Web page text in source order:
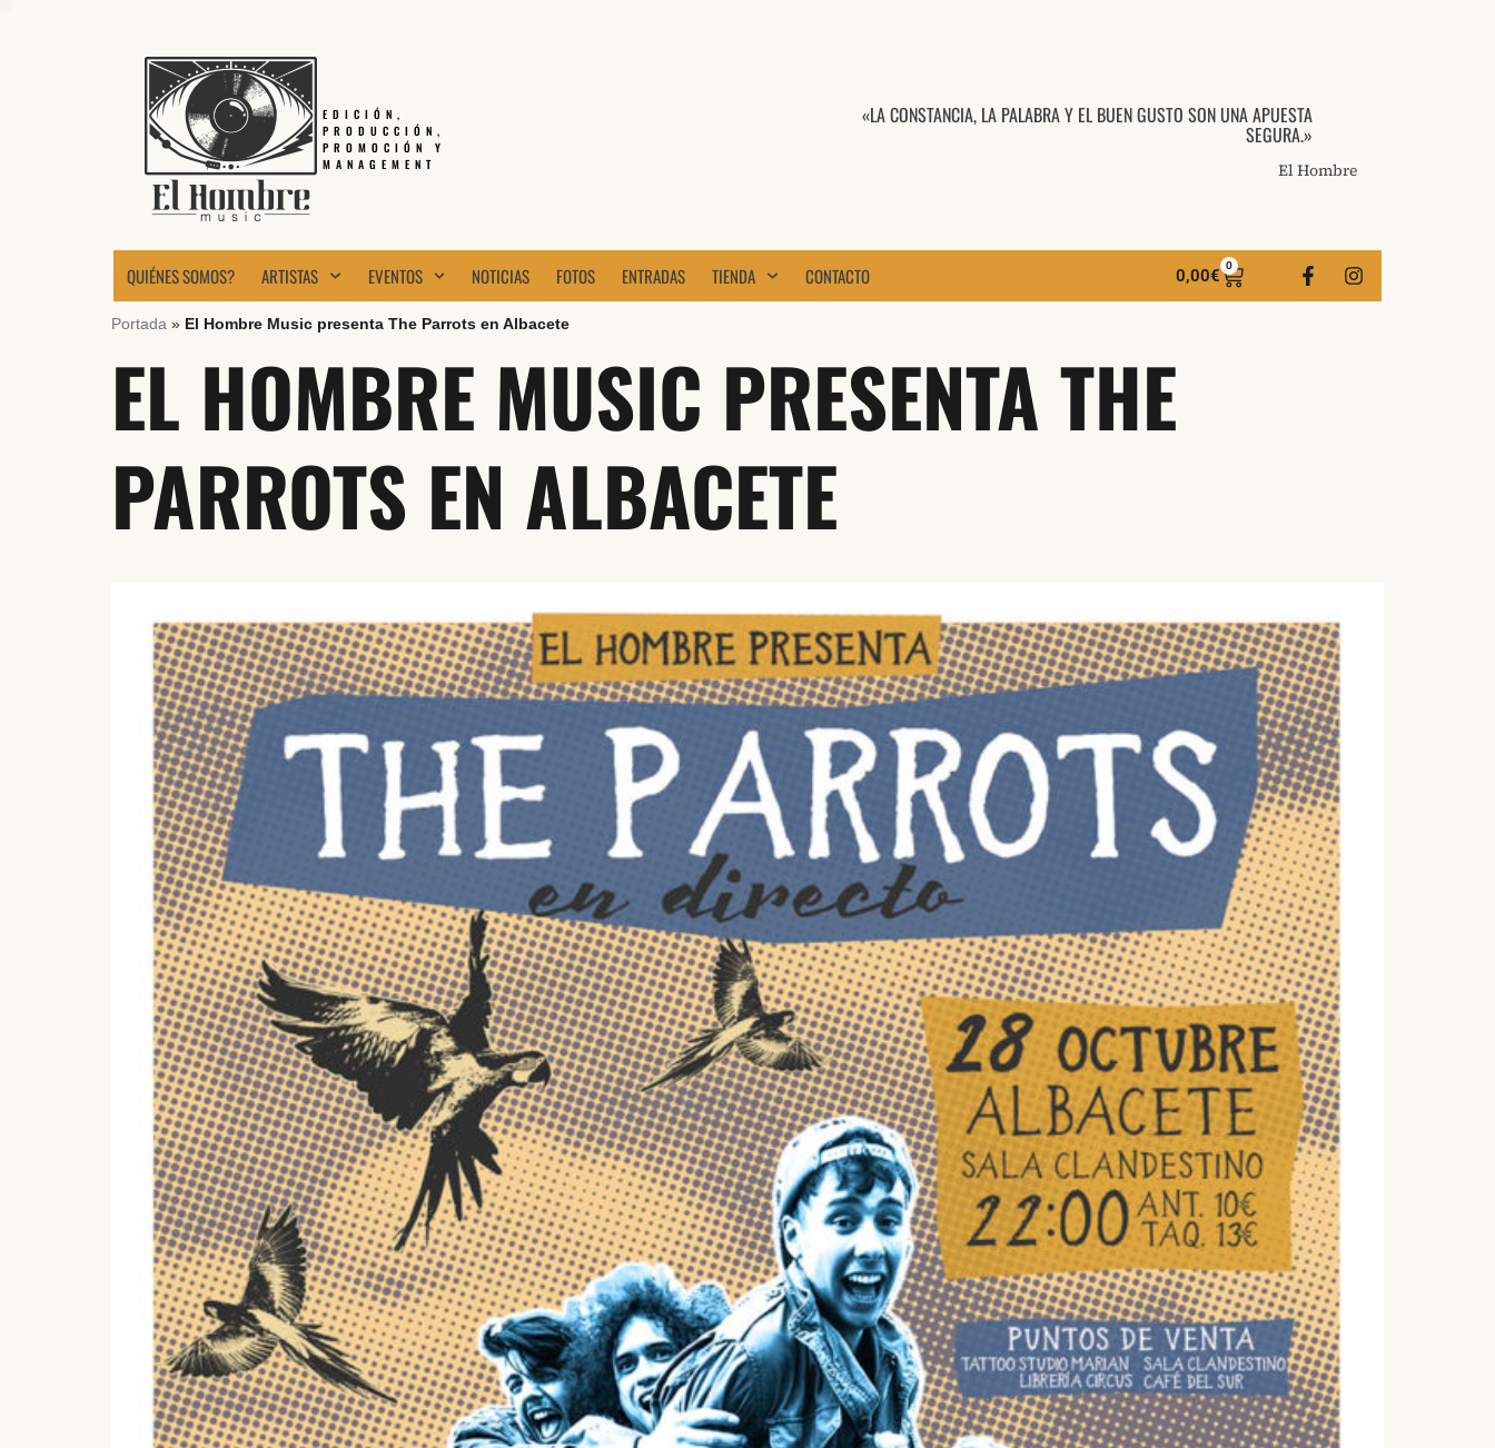
EDICIÓN,
PRODUCCIÓN,
PROMOCIÓN Y
MANAGEMENT
«LA CONSTANCIA, LA PALABRA Y EL BUEN GUSTO SON UNA APUESTA
SEGURA.»
El Hombre
QUIÉNES SOMOS? ARTISTAS EVENTOS NOTICIAS FOTOS ENTRADAS TIENDA CONTACTO 0,00€
0
Portada » El Hombre Music presenta The Parrots en Albacete
EL HOMBRE MUSIC PRESENTA THE
PARROTS EN ALBACETE